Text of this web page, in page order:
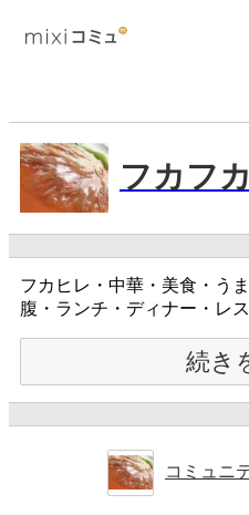
フカフ
フカヒレ・中華・美食・う
腹・ランチ・ディナー・レ
続き
コミュニ